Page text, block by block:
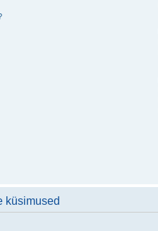
küsimused